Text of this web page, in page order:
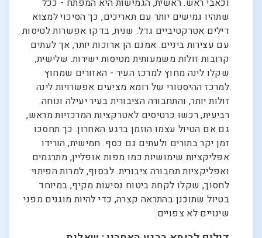
וכאבי ראש. ראשית, הגמישות היא המפתח - ככל
שתהיו גמישים יותר עם תאריכים, כך הסיכוי למצוא
דילים אטרקטיביים גדל. שנית, בדקו אפשרות לטיסות
עם עצירות ביניים. אמנם הן ארוכות יותר, אך לעתים
קרובות זולות משמעותית מטיסות ישירות. שלישית,
שקלו לינה מחוץ למרכז העיר - האזורים שמחוץ
למרכז ההיסטורי של רומא מציעים אפשרויות לינה
זולות יותר, והתחבורה הציבורית בעיר יעילה ונוחה.
רביעית, רכשו כרטיסים לאטרקציות המרכזיות מראש,
גם אם הטיול עצמו הוזמן ברגע האחרון. כך תחסכו
זמן יקר בתורים ולעתים גם כסף. חמישית, הורידו
אפליקציות שימושיות כמו מפות אופליין, מתרגמים
ואפליקציות תחבורה ציבורית. לבסוף, למרות הפיתוי
לחסוך, שקלו לקחת ביטוח נסיעות מקיף, במיוחד
בטיול שתוכנן בהתראה קצרה, כדי להיות מוגנים מפני
שינויים לא צפויים.